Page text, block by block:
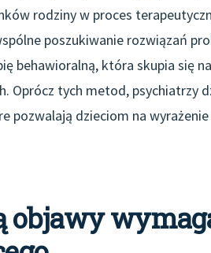
rodziny w proces
poszukiwanie rozwiązań
behawioralną, która skupia się
Oprócz tych metod, psychiatrzy
pozwalają dzieciom na
objawy